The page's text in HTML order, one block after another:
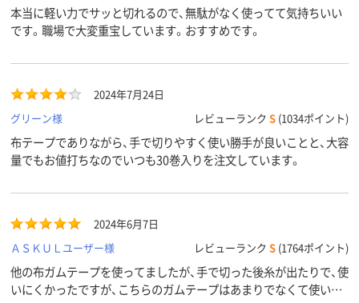
本当に軽い力でサッと切れるので、無駄がなく使ってて気持ちいい
です。職場で大変重宝しています。おすすめです。
2024年7月24日
グリーン様
レビューランク S (1034ポイント)
布テープでありながら、手で切りやすく使い勝手が良いことと、大容
量でもお値打ちなのでいつも30巻入りを注文しています。
2024年6月7日
ＡＳＫＵＬユーザー様
レビューランク S (1764ポイント)
他の布ガムテープを使ってましたが、手で切った後糸が出たりで、使
いにくかったですが、こちらのガムテープはあまりでなくて使いや